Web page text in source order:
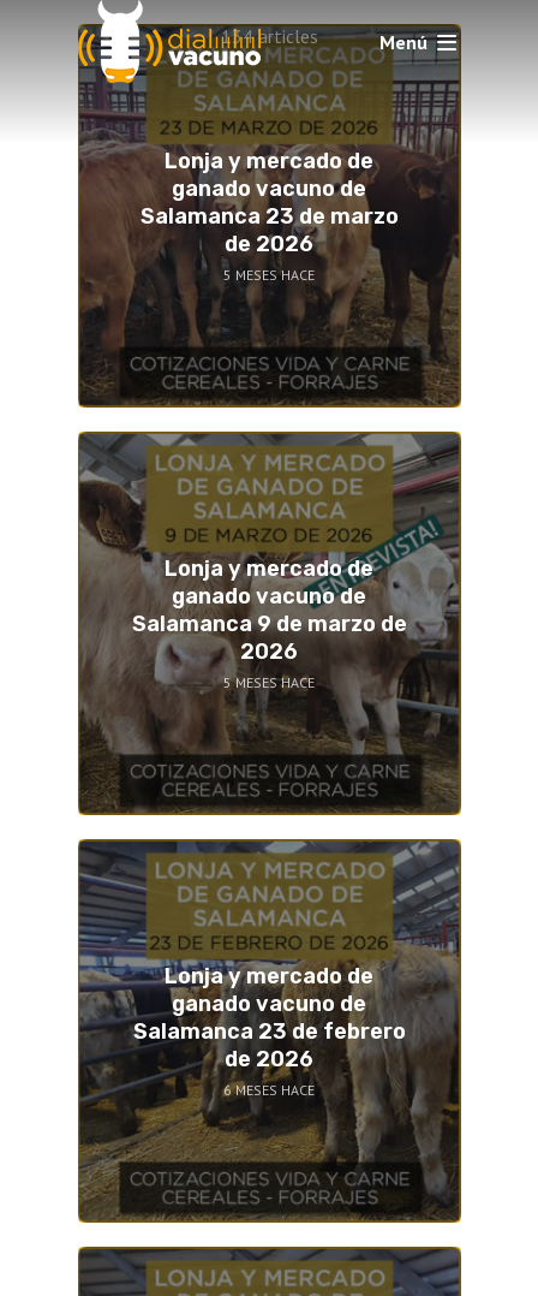
Menú
134 articles
Lonja y mercado de
ganado vacuno de
Salamanca 23 de marzo
de 2026
5 MESES HACE
Lonja y mercado de
ganado vacuno de
Salamanca 9 de marzo de
2026
5 MESES HACE
Lonja y mercado de
ganado vacuno de
Salamanca 23 de febrero
de 2026
6 MESES HACE